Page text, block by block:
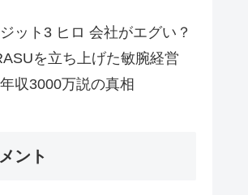
ット3 ヒロ 会社がエグい？
を立ち上げた敏腕経営
収3000万説の真相
ント